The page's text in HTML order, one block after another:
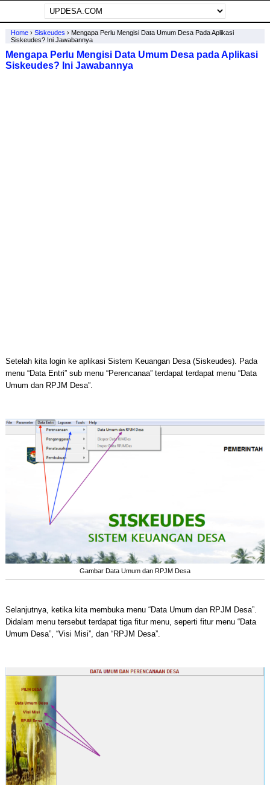
Home› Siskeudes › Mengapa Perlu Mengisi Data Umum Desa Pada Aplikasi
Siskeudes? Ini Jawabannya
Mengapa Perlu Mengisi Data Umum Desa pada Aplikasi
Siskeudes? Ini Jawabannya
Setelah kita login ke aplikasi Sistem Keuangan Desa (Siskeudes). Pada
menu “Data Entri” sub menu “Perencanaa” terdapat terdapat menu “Data
Umum dan RPJM Desa”.
Gambar Data Umum dan RPJM Desa
Selanjutnya, ketika kita membuka menu “Data Umum dan RPJM Desa”.
Didalam menu tersebut terdapat tiga fitur menu, seperti fitur menu “Data
Umum Desa”, “Visi Misi”, dan “RPJM Desa”.